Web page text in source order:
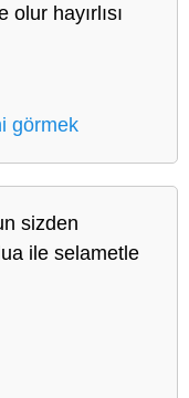
hayırlısı
görmek
sizden
ile selametle